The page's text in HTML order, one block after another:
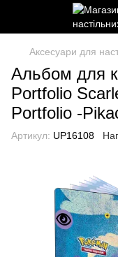
Аксесуари для
Альбом для
Portfolio
Portfolio -
Артикул: UP16108